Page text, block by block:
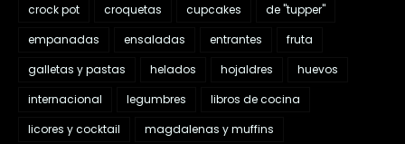
crock pot
croquetas cupcakes
de "tupper"
empanadas
ensaladas entrantes
fruta
galletas y pastas
helados hojaldres
huevos
internacional
legumbres
libros de cocina
licores y cocktail
magdalenas y muffins